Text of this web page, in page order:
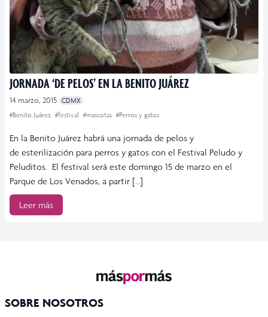
JORNADA ‘DE PELOS’ EN LA BENITO JUÁREZ
14 marzo, 2015 CDMX
#Benito Juárez #festival #mascotas #Perros y gatos
En la Benito Juárez habrá una jornada de pelos y
de esterilización para perros y gatos con el Festival Peludo y
Peluditos. El festival será este domingo 15 de marzo en el
Parque de Los Venados, a partir […]
Leer más
SOBRE NOSOTROS